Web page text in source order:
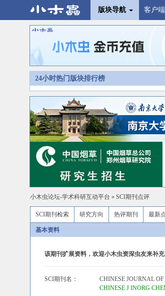
版块导航 客户
24小时热门版块排行榜
小木虫论坛-学术科研互动平台 » SCI期刊点评
SCI期刊检索 研究方向 热评期刊 最新
基本资料
该期刊扩展资料，欢迎小木虫资深虫友来补
SCI期刊名：
CHINESE JOURNAL
CHINESE J INORG